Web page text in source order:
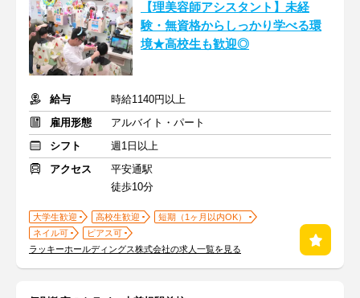
【理美容師アシスタント】未経
験・無資格からしっかり学べる環
境★高校生も歓迎◎
給与
時給1140円以上
雇用形態
アルバイト・パート
シフト
週1日以上
アクセス
平安通駅
徒歩10分
大学生歓迎 高校生歓迎
短期（1ヶ月以内OK）
ネイル可
ピアス可
ラッキーホールディングス株式会社の求人一覧を見る